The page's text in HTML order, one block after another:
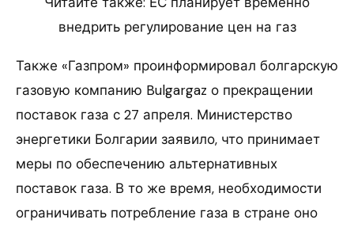
внедрить регулирование цен на газ
Также «Газпром» проинформировал болгарскую
газовую компанию Bulgargaz о прекращении
поставок газа с 27 апреля. Министерство
энергетики Болгарии заявило, что принимает
меры по обеспечению альтернативных
поставок газа. В то же время, необходимости
ограничивать потребление газа в стране оно